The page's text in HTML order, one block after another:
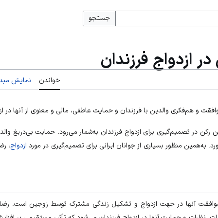
جستجو
ازدواج فرزندان
خواندن نمایش
و هم‌فکری والدین با فرزندان و حمایت عاطفی، مالی و معنوی از آنها در
رکن در تصمیم‌گیری برای ازدواج فرزندان به‌شمار می‌رود. حمایت بی‌دریغ
به‌همین منظور بسیاری از جوانان ایرانی برای تصمیم‌گیری در مورد ازدواج،
آنها در جهت ازدواج و تشکیل زندگی مشترک توسط زوجین است.